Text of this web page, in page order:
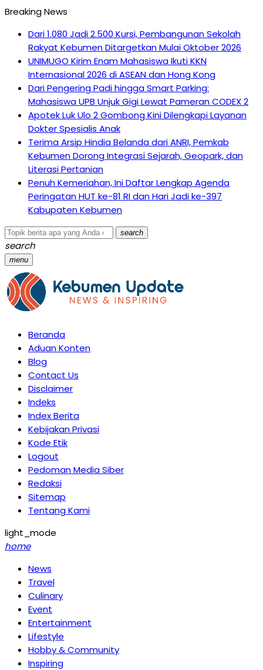
Breaking News
Dari 1.080 Jadi 2.500 Kursi, Pembangunan Sekolah
Rakyat Kebumen Ditargetkan Mulai Oktober 2026
UNIMUGO Kirim Enam Mahasiswa Ikuti KKN
Internasional 2026 di ASEAN dan Hong Kong
Dari Pengering Padi hingga Smart Parking:
Mahasiswa UPB Unjuk Gigi Lewat Pameran CODEX 2
Apotek Luk Ulo 2 Gombong Kini Dilengkapi Layanan
Dokter Spesialis Anak
Terima Arsip Hindia Belanda dari ANRI, Pemkab
Kebumen Dorong Integrasi Sejarah, Geopark, dan
Literasi Pertanian
Penuh Kemeriahan, Ini Daftar Lengkap Agenda
Peringatan HUT ke-81 RI dan Hari Jadi ke-397
Kabupaten Kebumen
search
search
menu
Beranda
Aduan Konten
Blog
Contact Us
Disclaimer
Indeks
Index Berita
Kebijakan Privasi
Kode Etik
Logout
Pedoman Media Siber
Redaksi
Sitemap
Tentang Kami
light_mode
home
News
Travel
Culinary
Event
Entertainment
Lifestyle
Hobby & Community
Inspiring